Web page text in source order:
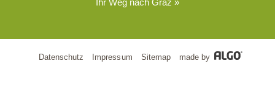
Datenschutz Impressum Sitemap made by